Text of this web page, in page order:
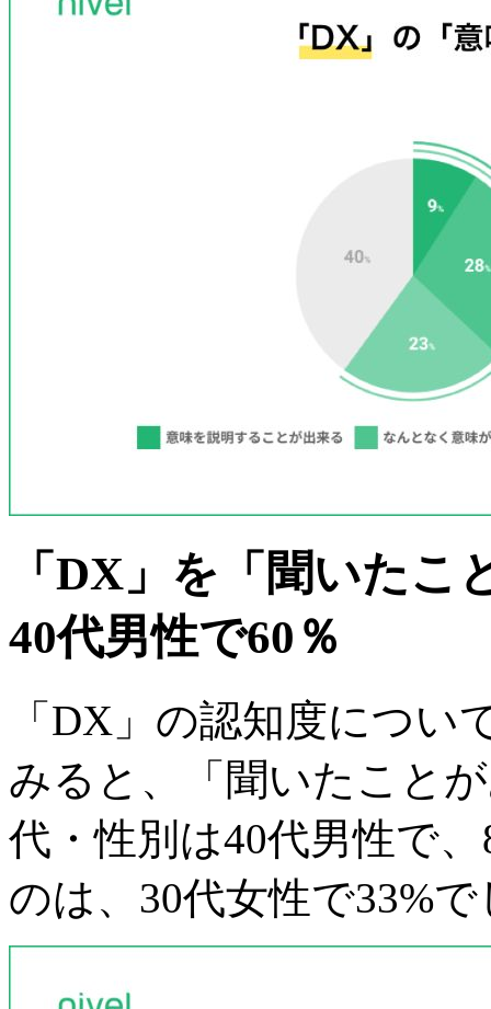
「DX」を「聞いた
40代男性で60％
「DX」の認知度につ
みると、「聞いたこと
代・性別は40代男性で
のは、30代女性で33%